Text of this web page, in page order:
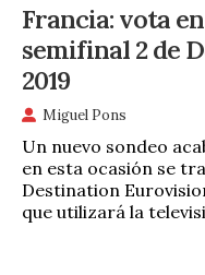
Francia: vota
semifinal 2 de
2019
Miguel Pons
Un nuevo sondeo
en esta ocasión se
Destination
que utilizará la